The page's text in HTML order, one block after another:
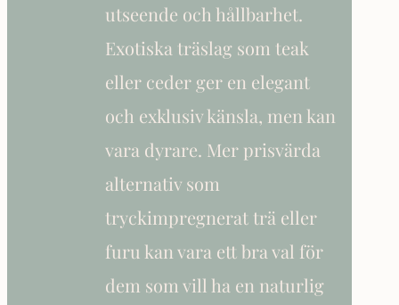
utseende och hållbarhet.
Exotiska träslag som teak
eller ceder ger en elegant
och exklusiv känsla, men kan
vara dyrare. Mer prisvärda
alternativ som
tryckimpregnerat trä eller
furu kan vara ett bra val för
dem som vill ha en naturlig